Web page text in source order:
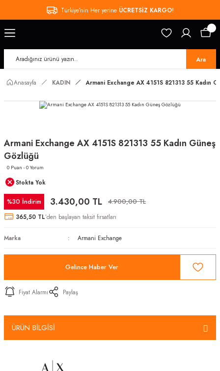
Türkiye’nin Her yerine ÜCRETSİZ KARGO!
Ara
Anasayfa KADIN Armani Exchange AX 4151S 821313 55 Kadın
Armani Exchange AX 4151S 821313 55 Kadın Güneş
Gözlüğü
0 Puan - 0 Yorum
Stokta Yok
%30 İndirim 3.430,00 TL 4.900,00 TL
365,50 TL’den başlayan taksit fırsatları
Marka Armani Exchange
Gelince Haber Ver
Fiyat Alarmı Paylaş
ÜRÜN BİLGİSİ